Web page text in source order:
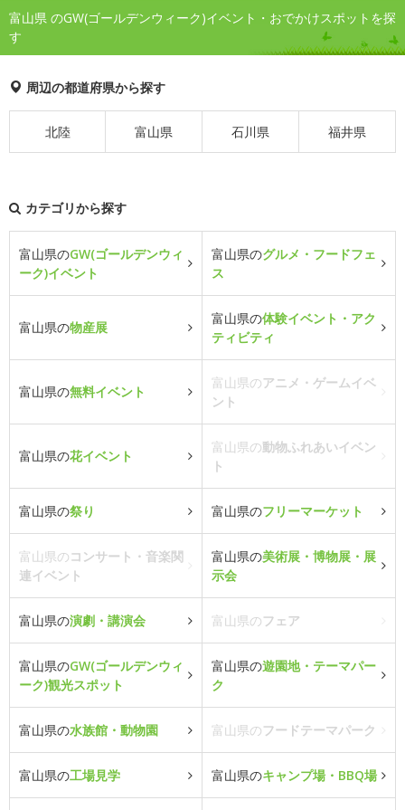
富山県 のGW(ゴールデンウィーク)イベント・おでかけスポットを探
す
周辺の都道府県から探す
北陸 富山県 石川県 福井県
カテゴリから探す
富山県のGW(ゴールデンウィ
ーク)イベント
富山県のグルメ・フードフェ
ス
富山県の物産展
富山県の体験イベント・アク
ティビティ
富山県の無料イベント
富山県のアニメ・ゲームイベ
ント
富山県の花イベント
富山県の動物ふれあいイベン
ト
富山県の祭り 富山県のフリーマーケット
富山県のコンサート・音楽関
連イベント
富山県の美術展・博物展・展
示会
富山県の演劇・講演会 富山県のフェア
富山県のGW(ゴールデンウィ
ーク)観光スポット
富山県の遊園地・テーマパー
ク
富山県の水族館・動物園 富山県のフードテーマパーク
富山県の工場見学 富山県のキャンプ場・BBQ場